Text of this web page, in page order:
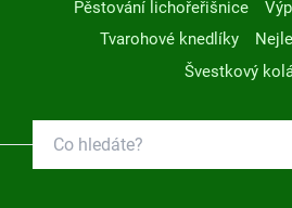
Pěstování lichořeřišnice
Tvarohové knedlíky
Švestkový